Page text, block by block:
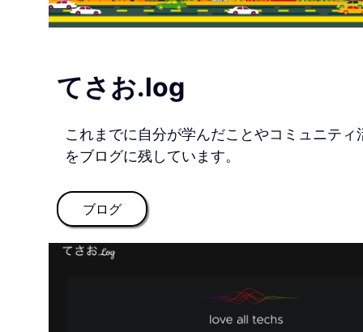
てさお.log
これまでに自分が学んだことやコミュニティ
をブログに残しています。
ブログ